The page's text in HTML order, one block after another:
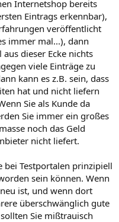
Internetshop bereits
Eintrags erkennbar),
veröffentlicht
immer mal...), dann
dieser Ecke nichts
viele Einträge zu
kann es z.B. sein, dass
hat und nicht liefern
Sie als Kunde da
Sie immer ein großes
noch das Geld
nicht liefert.
bei Testportalen prinzipiell
sein können. Wenn
ist, und wenn dort
überschwänglich gute
Sie mißtrauisch